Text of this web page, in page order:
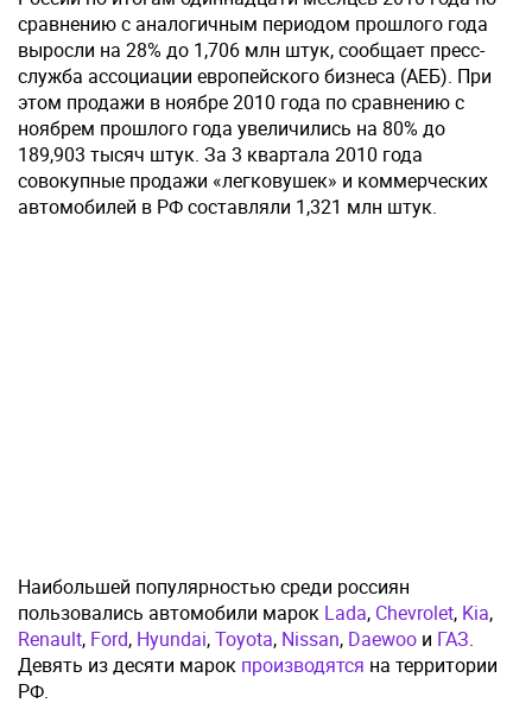
сравнению с аналогичным периодом прошлого года
выросли на 28% до 1,706 млн штук, сообщает пресс-
служба ассоциации европейского бизнеса (АЕБ). При
этом продажи в ноябре 2010 года по сравнению с
ноябрем прошлого года увеличились на 80% до
189,903 тысяч штук. За 3 квартала 2010 года
совокупные продажи «легковушек» и коммерческих
автомобилей в РФ составляли 1,321 млн штук.
Наибольшей популярностью среди россиян
пользовались автомобили марок Lada, Chevrolet, Kia,
Renault, Ford, Hyundai,Toyota, Nissan, Daewoo и ГАЗ.
Девять из десяти марок производятся на территории
РФ.